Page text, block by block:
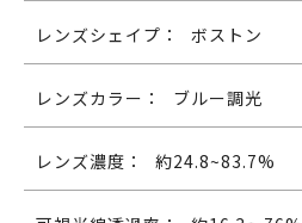
レンズシェイプ： ボストン
レンズカラー： ブルー調光
レンズ濃度： 約24.8~83.7%